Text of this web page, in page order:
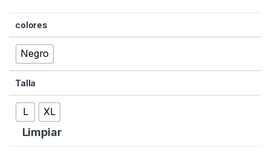
colores
Negro
Talla
L XL
Limpiar